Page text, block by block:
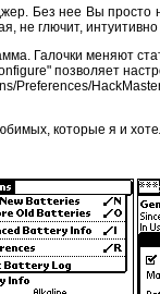
Без нее Вы просто
не глючит,
Галочки меняют
позволяет
которые я и